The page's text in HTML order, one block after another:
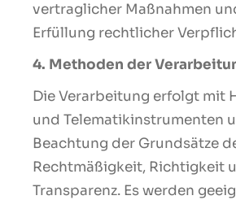
vertraglicher Maßnahmen
Erfüllung rechtlicher
4. Methoden der
Die Verarbeitung erfolgt mit
und Telematikinstrumenten
Beachtung der Grundsätze
Rechtmäßigkeit, Richtigkeit
Transparenz. Es werden